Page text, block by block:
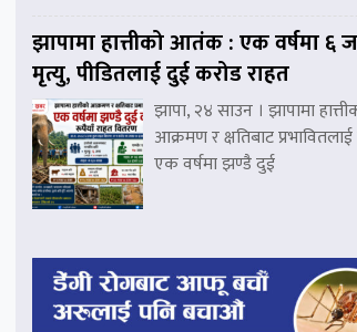
झापामा हात्तीको आतंक : एक वर्षमा ६
मृत्यु, पीडितलाई दुई करोड राहत
झापा, २४ साउन । झापामा
आक्रमण र क्षतिबाट
एक वर्षमा झण्डै दुई